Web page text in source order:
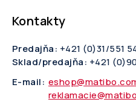
Kontakty
Predajňa: +421 (0)31/551
Sklad/predajňa: +421
E-mail: